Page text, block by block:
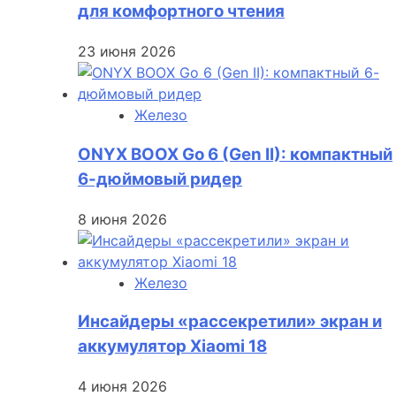
для комфортного чтения
23 июня 2026
Железо
ONYX BOOX Go 6 (Gen II): компактный
6-дюймовый ридер
8 июня 2026
Железо
Инсайдеры «рассекретили» экран и
аккумулятор Xiaomi 18
4 июня 2026